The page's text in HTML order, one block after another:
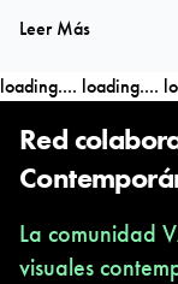
Leer Más
loading.... loading....
Red
La comunidad
visuales